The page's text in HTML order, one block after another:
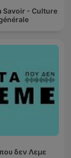
Savoir - Culture
δεν Λεμε